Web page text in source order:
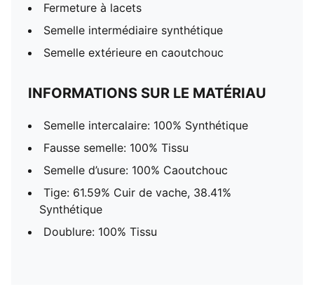
Fermeture à lacets
Semelle intermédiaire synthétique
Semelle extérieure en caoutchouc
INFORMATIONS SUR LE MATÉRIAU
Semelle intercalaire: 100% Synthétique
Fausse semelle: 100% Tissu
Semelle d’usure: 100% Caoutchouc
Tige: 61.59% Cuir de vache, 38.41%
Synthétique
Doublure: 100% Tissu